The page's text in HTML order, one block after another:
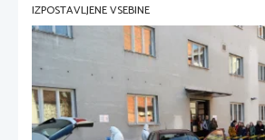
IZPOSTAVLJENE VSEBINE